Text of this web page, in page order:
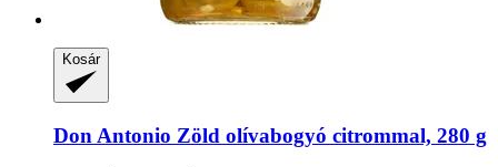
Kosár
Don Antonio Zöld olívabogyó citrommal, 280 g